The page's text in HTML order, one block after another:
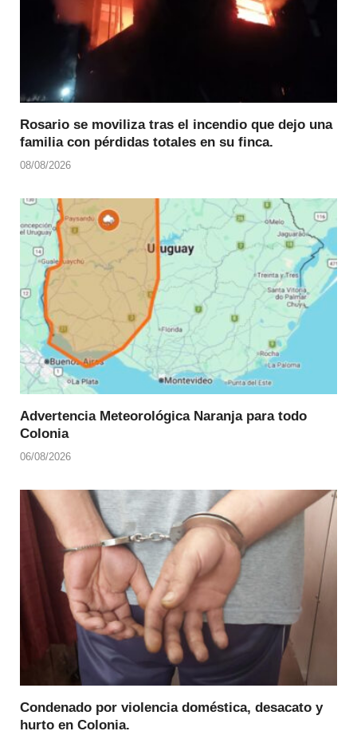
Rosario se moviliza tras el incendio que dejo una
familia con pérdidas totales en su finca.
08/08/2026
Advertencia Meteorológica Naranja para todo
Colonia
06/08/2026
Condenado por violencia doméstica, desacato y
hurto en Colonia.